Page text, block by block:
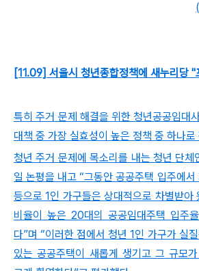
[11.09] 서울시 청년종합정책에 새누리당 "
특히 주거 문제 해결을 위한 청년공공임대
대책 중 가장 실효성이 높은 정책 중 하나로
청년 주거 문제에 목소리를 내는 청년 단체
일 논평을 내고 “그동안 공공주택 입주에
등으로 1인 가구들은 상대적으로 차별받아
비율이 높은 20대의 공공임대주택 입주
다”며 “이러한 점에서 청년 1인 가구가 실
있는 공공주택이 새롭게 생기고 그 규모